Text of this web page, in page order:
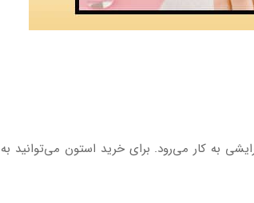
به کار می‌رود. برای خرید استون می‌توانید به